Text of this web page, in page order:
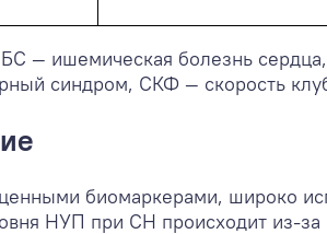
— ишемическая болезнь
синдром, СКФ — скорость
биомаркерами, широко
НУП при СН происходит из-